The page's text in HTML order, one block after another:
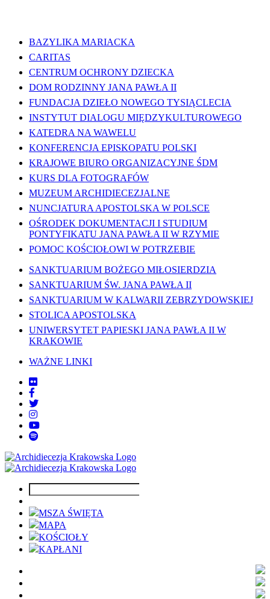
BAZYLIKA MARIACKA
CARITAS
CENTRUM OCHRONY DZIECKA
DOM RODZINNY JANA PAWŁA II
FUNDACJA DZIEŁO NOWEGO TYSIĄCLECIA
INSTYTUT DIALOGU MIĘDZYKULTUROWEGO
KATEDRA NA WAWELU
KONFERENCJA EPISKOPATU POLSKI
KRAJOWE BIURO ORGANIZACYJNE ŚDM
KURS DLA FOTOGRAFÓW
MUZEUM ARCHIDIECEZJALNE
NUNCJATURA APOSTOLSKA W POLSCE
OŚRODEK DOKUMENTACJI I STUDIUM
PONTYFIKATU JANA PAWŁA II W RZYMIE
POMOC KOŚCIOŁOWI W POTRZEBIE
SANKTUARIUM BOŻEGO MIŁOSIERDZIA
SANKTUARIUM ŚW. JANA PAWŁA II
SANKTUARIUM W KALWARII ZEBRZYDOWSKIEJ
STOLICA APOSTOLSKA
UNIWERSYTET PAPIESKI JANA PAWŁA II W
KRAKOWIE
WAŻNE LINKI
MSZA ŚWIĘTA
MAPA
KOŚCIOŁY
KAPŁANI